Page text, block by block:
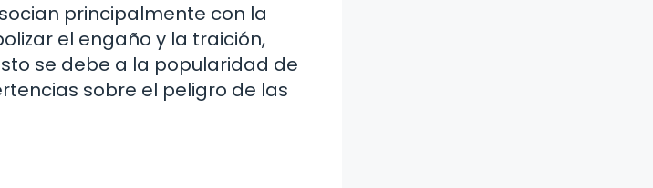
principalmente con la
el engaño y la traición,
se debe a la popularidad de
sobre el peligro de las